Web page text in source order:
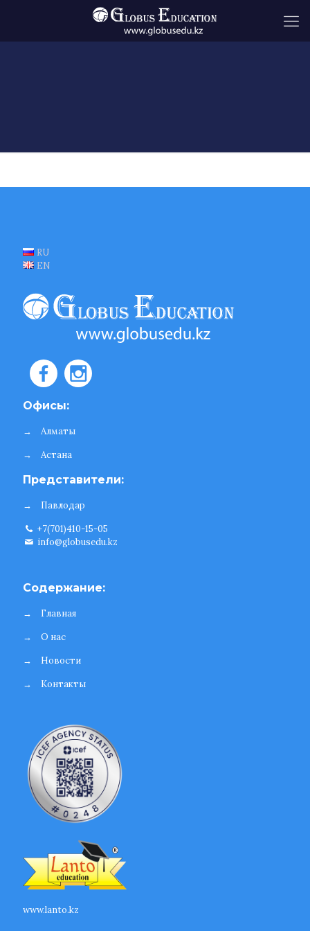
RU
EN
Офисы:
→
Алматы
→
Астана
Представители:
→
Павлодар
+7(701)410-15-05
info@globusedu.kz
Содержание:
→
Главная
→
О нас
→
Новости
→
Контакты
www.lanto.kz